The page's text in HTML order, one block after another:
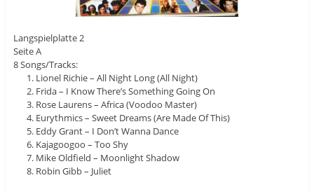
Langspielplatte 2
Seite A
8 Songs/Tracks:
Lionel Richie – All Night Long (All Night)
Frida – I Know There’s Something Going On
Rose Laurens – Africa (Voodoo Master)
Eurythmics – Sweet Dreams (Are Made Of This)
Eddy Grant – I Don’t Wanna Dance
Kajagoogoo – Too Shy
Mike Oldfield – Moonlight Shadow
Robin Gibb – Juliet